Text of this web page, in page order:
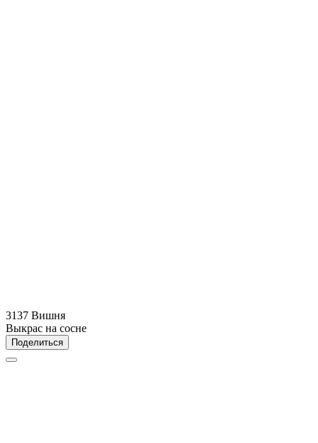
3137 Вишня
Выкрас на сосне
Поделиться